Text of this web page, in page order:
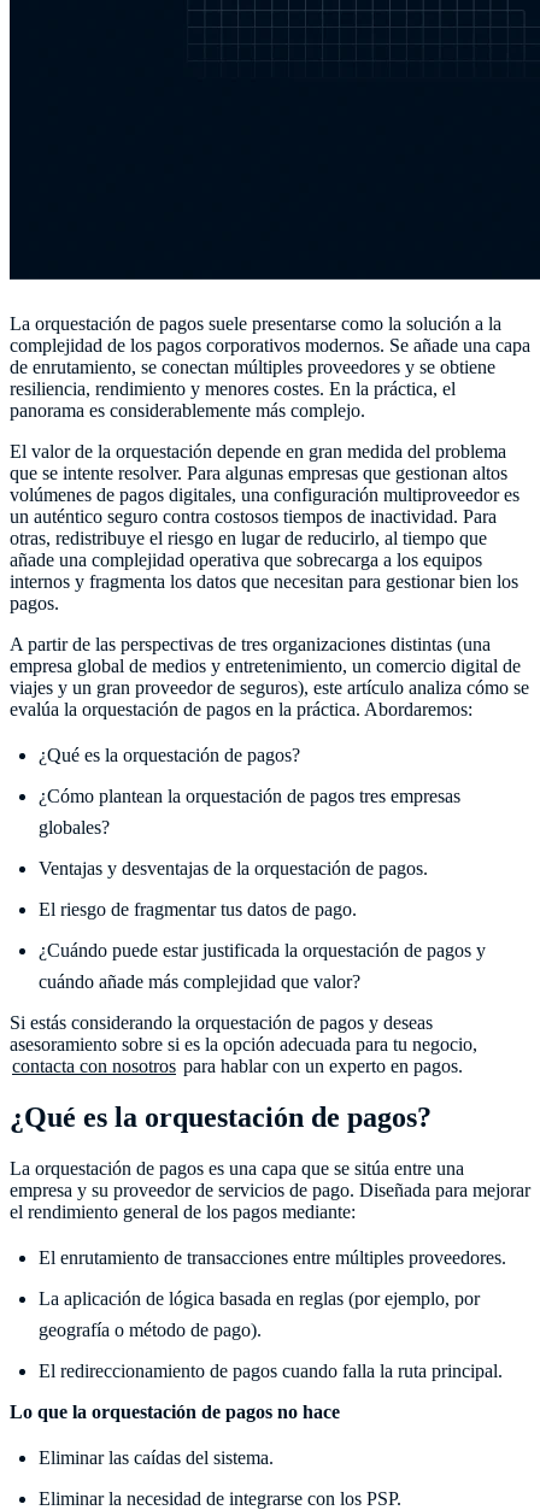
La orquestación de pagos suele presentarse como la solución a la
complejidad de los pagos corporativos modernos. Se añade una capa
de enrutamiento, se conectan múltiples proveedores y se obtiene
resiliencia, rendimiento y menores costes. En la práctica, el
panorama es considerablemente más complejo.
El valor de la orquestación depende en gran medida del problema
que se intente resolver. Para algunas empresas que gestionan altos
volúmenes de pagos digitales, una configuración multiproveedor es
un auténtico seguro contra costosos tiempos de inactividad. Para
otras, redistribuye el riesgo en lugar de reducirlo, al tiempo que
añade una complejidad operativa que sobrecarga a los equipos
internos y fragmenta los datos que necesitan para gestionar bien los
pagos.
A partir de las perspectivas de tres organizaciones distintas (una
empresa global de medios y entretenimiento, un comercio digital de
viajes y un gran proveedor de seguros), este artículo analiza cómo se
evalúa la orquestación de pagos en la práctica. Abordaremos:
¿Qué es la orquestación de pagos?
¿Cómo plantean la orquestación de pagos tres empresas
globales?
Ventajas y desventajas de la orquestación de pagos.
El riesgo de fragmentar tus datos de pago.
¿Cuándo puede estar justificada la orquestación de pagos y
cuándo añade más complejidad que valor?
Si estás considerando la orquestación de pagos y deseas
asesoramiento sobre si es la opción adecuada para tu negocio,
contacta con nosotros para hablar con un experto en pagos.
¿Qué es la orquestación de pagos?
La orquestación de pagos es una capa que se sitúa entre una
empresa y su proveedor de servicios de pago. Diseñada para mejorar
el rendimiento general de los pagos mediante:
El enrutamiento de transacciones entre múltiples proveedores.
La aplicación de lógica basada en reglas (por ejemplo, por
geografía o método de pago).
El redireccionamiento de pagos cuando falla la ruta principal.
Lo que la orquestación de pagos no hace
Eliminar las caídas del sistema.
Eliminar la necesidad de integrarse con los PSP.